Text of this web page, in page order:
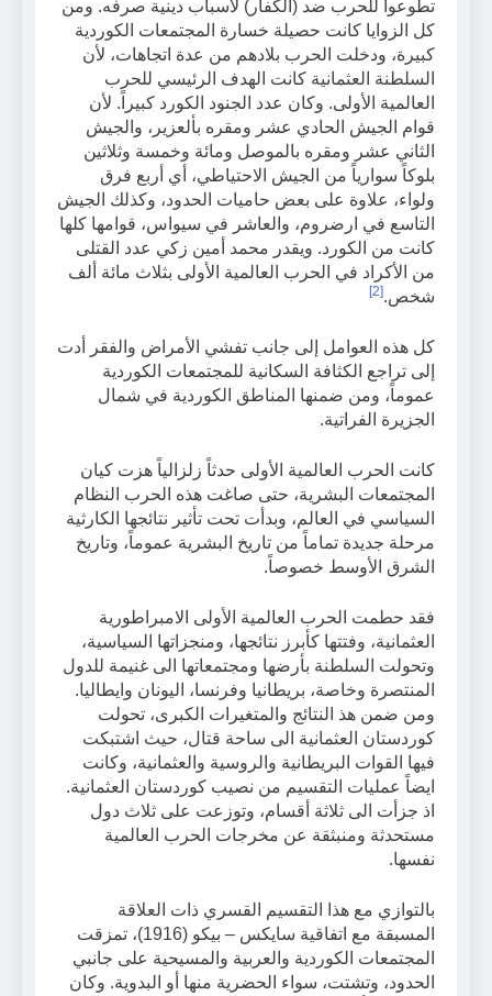
تطوعوا للحرب ضد (الكفار) لأسباب دينية صرفه. ومن
كل الزوايا كانت حصيلة خسارة المجتمعات الكوردية
كبيرة، ودخلت الحرب بلادهم من عدة اتجاهات، لأن
السلطنة العثمانية كانت الهدف الرئيسي للحرب
العالمية الأولى. وكان عدد الجنود الكورد كبيراً. لأن
قوام الجيش الحادي عشر ومقره بألعزير، والجيش
الثاني عشر ومقره بالموصل ومائة وخمسة وثلاثين
بلوكاً سوارياً من الجيش الاحتياطي، أي أربع فرق
ولواء، علاوة على بعض حاميات الحدود، وكذلك الجيش
التاسع في ارضروم، والعاشر في سيواس، قوامها كلها
كانت من الكورد. ويقدر محمد أمين زكي عدد القتلى
من الأكراد في الحرب العالمية الأولى بثلاث مائة ألف
شخص.[2]
كل هذه العوامل إلى جانب تفشي الأمراض والفقر أدت
إلى تراجع الكثافة السكانية للمجتمعات الكوردية
عموماً، ومن ضمنها المناطق الكوردية في شمال
الجزيرة الفراتية.
كانت الحرب العالمية الأولى حدثاً زلزالياً هزت كيان
المجتمعات البشرية، حتى صاغت هذه الحرب النظام
السياسي في العالم، وبدأت تحت تأثير نتائجها الكارثية
مرحلة جديدة تماماً من تاريخ البشرية عموماً، وتاريخ
الشرق الأوسط خصوصاً.
فقد حطمت الحرب العالمية الأولى الامبراطورية
العثمانية، وفتتها كأبرز نتائجها، ومنجزاتها السياسية،
وتحولت السلطنة بأرضها ومجتمعاتها الى غنيمة للدول
المنتصرة وخاصة، بريطانيا وفرنسا، اليونان وايطاليا.
ومن ضمن هذ النتائج والمتغيرات الكبرى، تحولت
كوردستان العثمانية الى ساحة قتال، حيث اشتبكت
فيها القوات البريطانية والروسية والعثمانية، وكانت
ايضاً عمليات التقسيم من نصيب كوردستان العثمانية.
اذ جزأت الى ثلاثة أقسام، وتوزعت على ثلاث دول
مستحدثة ومنبثقة عن مخرجات الحرب العالمية
نفسها.
بالتوازي مع هذا التقسيم القسري ذات العلاقة
المسبقة مع اتفاقية سايكس – بيكو (1916)، تمزقت
المجتمعات الكوردية والعربية والمسيحية على جانبي
الحدود، وتشتت، سواء الحضرية منها أو البدوية. وكان